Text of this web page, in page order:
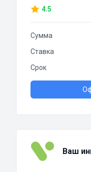
4.5
Сумма
Ставка
Срок
Ваш